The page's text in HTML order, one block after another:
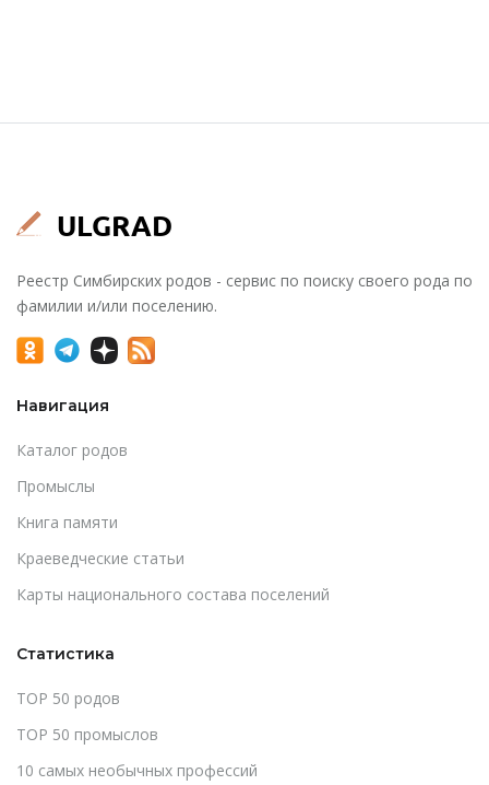
Реестр Симбирских родов - сервис по поиску своего рода по
фамилии и/или поселению.
Навигация
Каталог родов
Промыслы
Книга памяти
Краеведческие статьи
Карты национального состава поселений
Статистика
TOP 50 родов
TOP 50 промыслов
10 самых необычных профессий